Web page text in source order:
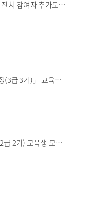
2026년 사회적 배려 대상자 찾아가는 돌잔치 참여자 추가모집 공고(도서·벽지)
2026년 「국가유산교육 전문가 양성과정(3급 3기)」 교육생 선정 결과 안내
2026년 국가유산교육 전문가 양성과정(2급 2기) 교육생 모집공고